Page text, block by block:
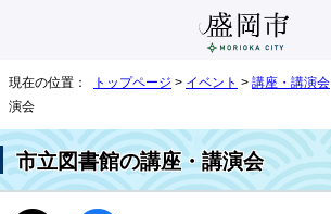
現在の位置： トップページ > イベント > 講座・講演会
演会
市立図書館の講座・講演会